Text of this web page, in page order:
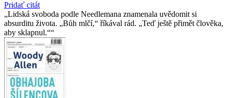
Pridať citát
Lidská svoboda podle Needlemana znamenala uvědomit si
absurditu života. „Bůh mlčí,“ říkával rád. „Teď ještě přimět člověka,
aby sklapnul.“